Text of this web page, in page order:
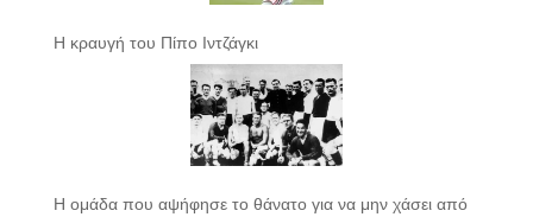
Η κραυγή του Πίπο Ιντζάγκι
Η ομάδα που αψήφησε το θάνατο για να μην χάσει από